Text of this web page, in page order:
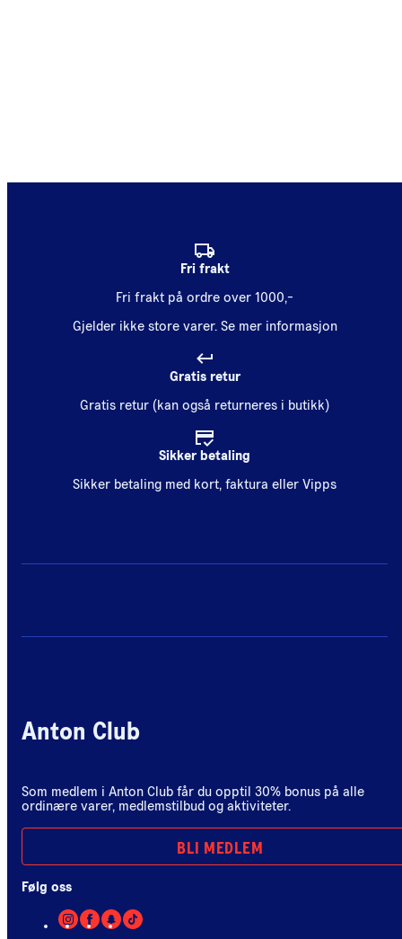
Fri frakt
Fri frakt på ordre over 1000,-
Gjelder ikke store varer. Se mer informasjon
Gratis retur
Gratis retur (kan også returneres i butikk)
Sikker betaling
Sikker betaling med kort, faktura eller Vipps
Anton Club
Som medlem i Anton Club får du opptil 30% bonus på alle
ordinære varer, medlemstilbud og aktiviteter.
BLI MEDLEM
Følg oss